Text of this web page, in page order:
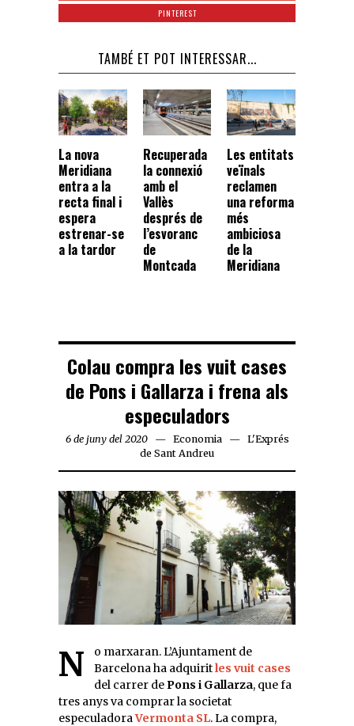
PINTEREST
TAMBÉ ET POT INTERESSAR...
La nova
Meridiana
entra a la
recta final i
espera
estrenar-se
a la tardor
Recuperada
la connexió
amb el
Vallès
després de
l’esvoranc
de
Montcada
Les entitats
veïnals
reclamen
una reforma
més
ambiciosa
de la
Meridiana
Colau compra les vuit cases
de Pons i Gallarza i frena als
especuladors
6 de juny del 2020 Economia
L'Exprés
de Sant Andreu
No marxaran. L’Ajuntament de Barcelona ha adquiritles vuit cases
del carrer dePons i Gallarza, que fa
tres anys va comprar la societat
especuladoraVermonta SL. La compra,